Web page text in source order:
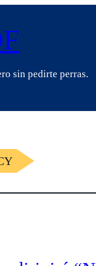
sin pedirte perras.